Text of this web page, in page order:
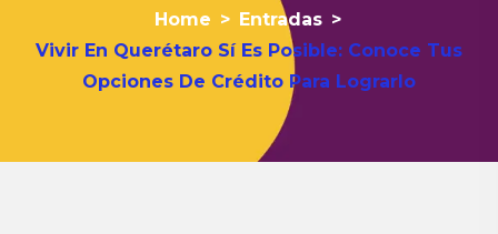
Home > Entradas >
Vivir En Querétaro Sí Es Posible: Conoce Tus
Opciones De Crédito Para Lograrlo